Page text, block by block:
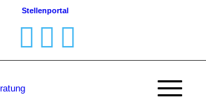
Stellenportal